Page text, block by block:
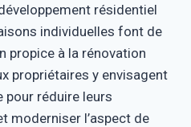
résidentiel
individuelles font de
propice à la rénovation
propriétaires y envisagent
pour réduire leurs
moderniser l’aspect de